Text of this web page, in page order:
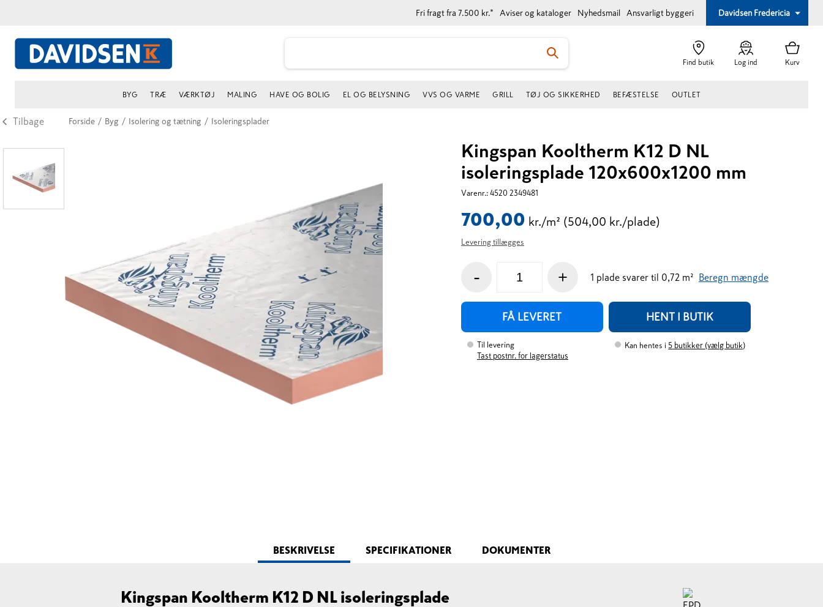
Fri fragt fra 7.500 kr.* Aviser og kataloger Nyhedsmail Ansvarligt byggeri Davidsen Fredericia
Find butik Log ind Kurv
BYG TRÆ VÆRKTØJ MALING HAVE OG BOLIG EL OG BELYSNING VVS OG VARME GRILL TØJ OG SIKKERHED BEFÆSTELSE OUTLET
Tilbage Forside / Byg / Isolering og tætning / Isoleringsplader
Kingspan Kooltherm K12 D NL
isoleringsplade 120x600x1200 mm
Varenr.: 4520 2349481
700,00 kr./m² (504,00 kr./plade)
Levering tillægges
- + 1 plade svarer til 0,72 m² Beregn mængde
FÅ LEVERET HENT I BUTIK
Til levering
Tast postnr. for lagerstatus
Kan hentes i 5 butikker (vælg butik)
BESKRIVELSE SPECIFIKATIONER DOKUMENTER
Kingspan Kooltherm K12 D NL isoleringsplade